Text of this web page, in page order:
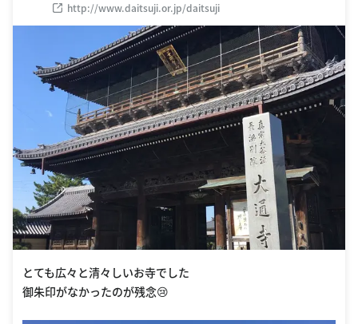
http://www.daitsuji.or.jp/daitsuji
とても広々と清々しいお寺でした
御朱印がなかったのが残念😢